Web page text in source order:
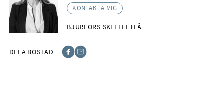
KONTAKTA MIG
BJURFORS SKELLEFTEÅ
DELA BOSTAD